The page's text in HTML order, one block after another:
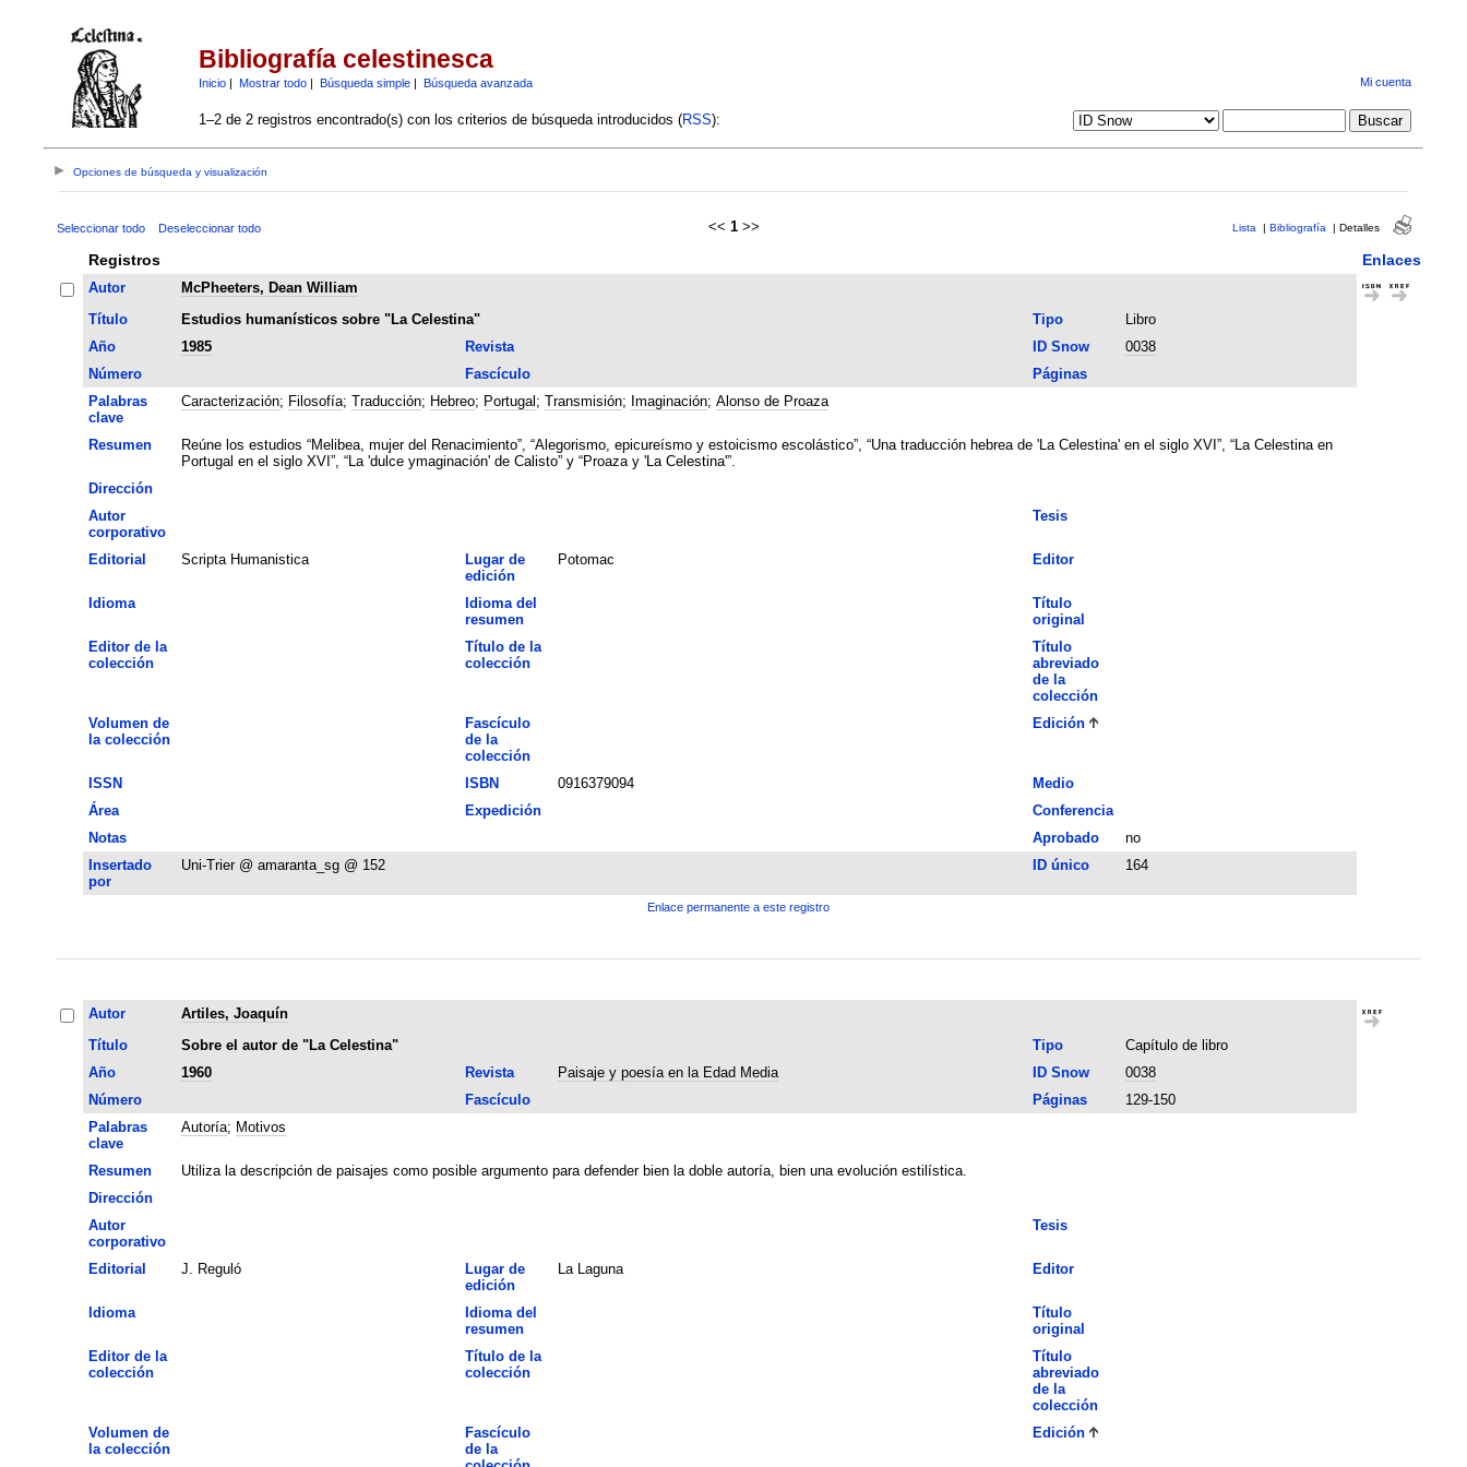
Bibliografía celestinesca
Inicio| Mostrar todo| Búsqueda simple| Búsqueda avanzada Mi cuenta
1–2 de 2 registros encontrado(s) con los criterios de búsqueda introducidos (RSS):
Opciones de búsqueda y visualización
Seleccionar todo Deseleccionar todo << 1 >> Lista | Bibliografía | Detalles
Registros Enlaces
Autor
McPheeters, Dean William
Título
Estudios humanísticos sobre "La Celestina" Tipo
Libro
Año
1985 Revista ID Snow
0038
Número
Fascículo
Páginas
Palabras
clave
Caracterización; Filosofía; Traducción; Hebreo; Portugal ; Transmisión; Imaginación; Alonso de Proaza
Resumen
Reúne los estudios “Melibea, mujer del Renacimiento”, “Alegorismo, epicureísmo y estoicismo escolástico”, “Una traducción hebrea de 'La Celestina' en el siglo XVI”, “La Celestina en
Portugal en el siglo XVI”, “La 'dulce ymaginación' de Calisto” y “Proaza y 'La Celestina'”.
Dirección
Autor
corporativo
Tesis
Editorial Scripta Humanistica
Lugar de
edición
Potomac Editor
Idioma
Idioma del
resumen
Título
original
Editor de la
colección
Título de la
colección
Título
abreviado
de la
colección
Volumen de
la colección
Fascículo
de la
colección
Edición
ISSN ISBN 0916379094
Medio
Área
Expedición
Conferencia
Notas
Aprobado
no
Insertado
por
Uni-Trier @ amaranta_sg @ 152 ID único 164
Enlace permanente a este registro
Autor
Artiles, Joaquín
Título
Sobre el autor de "La Celestina" Tipo
Capítulo de libro
Año
1960 Revista Paisaje y poesía en la Edad Media ID Snow
0038
Número
Fascículo Páginas
129-150
Palabras
clave
Autoría; Motivos
Resumen
Utiliza la descripción de paisajes como posible argumento para defender bien la doble autoría, bien una evolución estilística.
Dirección
Autor
corporativo
Tesis
Editorial J. Reguló
Lugar de
edición
La Laguna Editor
Idioma
Idioma del
resumen
Título
original
Editor de la
colección
Título de la
colección
Título
abreviado
de la
colección
Volumen de
la colección
Fascículo
de la
Edición